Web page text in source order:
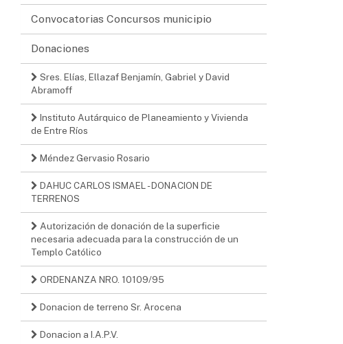
Convocatorias Concursos municipio
Donaciones
Sres. Elías, Ellazaf Benjamín, Gabriel y David
Abramoff
Instituto Autárquico de Planeamiento y Vivienda
de Entre Ríos
Méndez Gervasio Rosario
DAHUC CARLOS ISMAEL - DONACION DE
TERRENOS
Autorización de donación de la superficie
necesaria adecuada para la construcción de un
Templo Católico
ORDENANZA NRO. 10109/95
Donacion de terreno Sr. Arocena
Donacion a I.A.P.V.